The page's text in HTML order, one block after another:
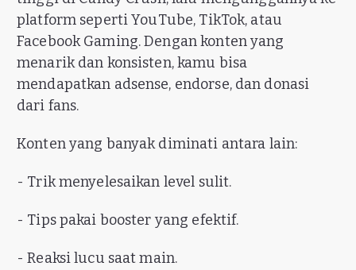
platform seperti YouTube, TikTok, atau
Facebook Gaming. Dengan konten yang
menarik dan konsisten, kamu bisa
mendapatkan adsense, endorse, dan donasi
dari fans.
Konten yang banyak diminati antara lain:
- Trik menyelesaikan level sulit.
- Tips pakai booster yang efektif.
- Reaksi lucu saat main.